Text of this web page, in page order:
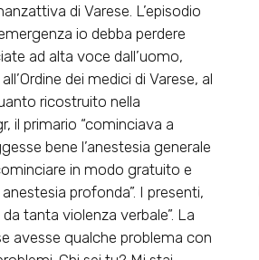
di Varese. L’episodio
io debba perdere
ad alta voce dall’uomo,
dei medici di Varese, al
ricostruito nella
il primario “cominciava a
bene l’anestesia generale
in modo gratuito e
profonda”. I presenti,
tanta violenza verbale”. La
avesse qualche problema con